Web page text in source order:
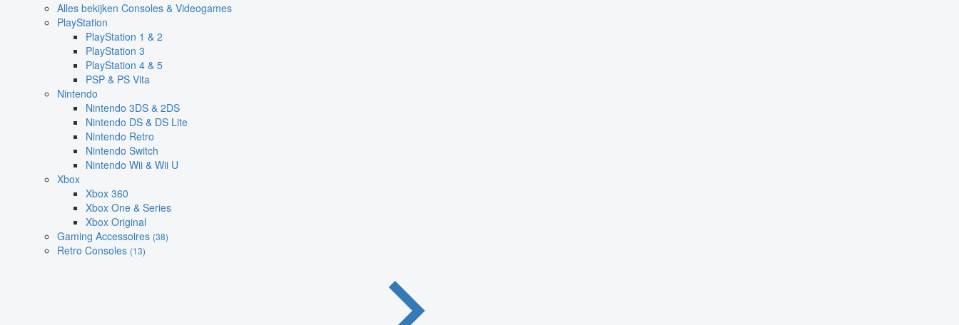
Alles bekijken Consoles & Videogames
PlayStation
PlayStation 1 & 2
PlayStation 3
PlayStation 4 & 5
PSP & PS Vita
Nintendo
Nintendo 3DS & 2DS
Nintendo DS & DS Lite
Nintendo Retro
Nintendo Switch
Nintendo Wii & Wii U
Xbox
Xbox 360
Xbox One & Series
Xbox Original
Gaming Accessoires (38)
Retro Consoles (13)